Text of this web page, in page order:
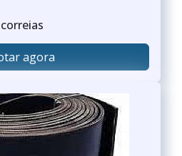
correias
agora